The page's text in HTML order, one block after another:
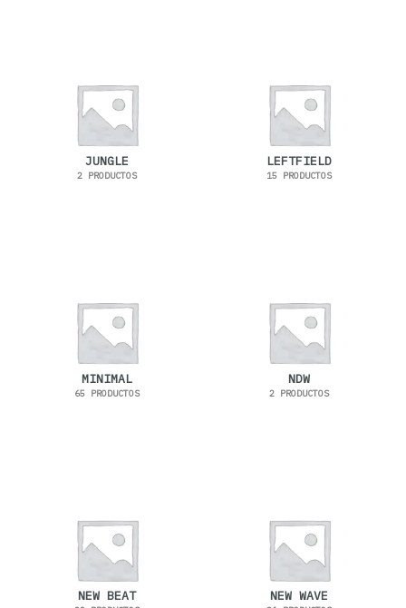
JUNGLE
2 PRODUCTOS
LEFTFIELD
15 PRODUCTOS
MINIMAL
65 PRODUCTOS
NDW
2 PRODUCTOS
NEW BEAT NEW WAVE